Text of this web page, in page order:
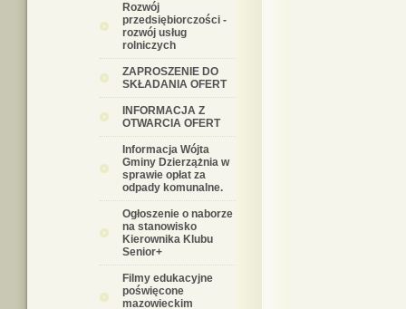
Rozwój
przedsiębiorczości -
rozwój usług
rolniczych
ZAPROSZENIE DO
SKŁADANIA OFERT
INFORMACJA Z
OTWARCIA OFERT
Informacja Wójta
Gminy Dzierzążnia w
sprawie opłat za
odpady komunalne.
Ogłoszenie o naborze
na stanowisko
Kierownika Klubu
Senior+
Filmy edukacyjne
poświęcone
mazowieckim